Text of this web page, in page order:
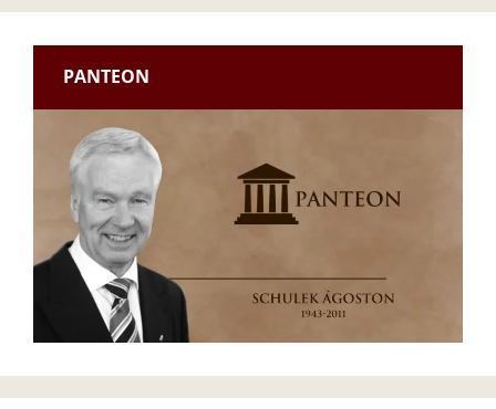
PANTEON